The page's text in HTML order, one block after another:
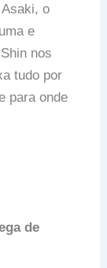
o
e
nos
tudo por
para onde
de